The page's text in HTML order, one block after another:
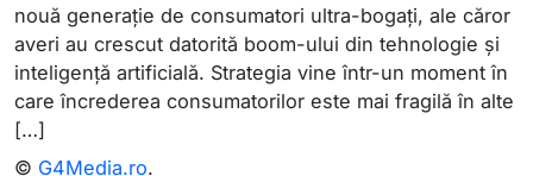
nouă generație de consumatori ultra-bogați, ale căror
averi au crescut datorită boom-ului din tehnologie și
inteligență artificială. Strategia vine într-un moment în
care încrederea consumatorilor este mai fragilă în alte
[…]
© G4Media.ro.